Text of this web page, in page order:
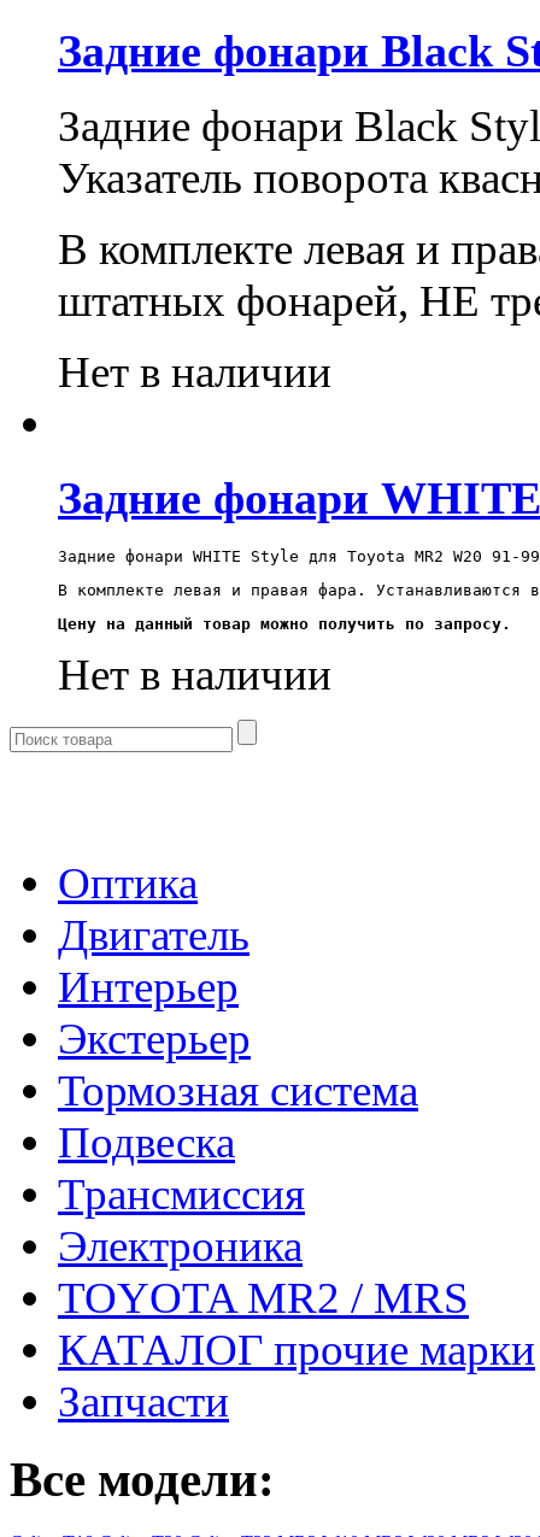
Задние фонари Black
Задние фонари Black
Указатель поворота
В комплекте левая и
штатных фонарей, НЕ
Нет в наличии
Задние фонари
Задние фонари WHITE Style для Toyota MR2 W20 91-
В комплекте левая и правая фара. Устанавливаются
Цену на данный товар можно получить по запросу.
Нет в наличии
Оптика
Двигатель
Интерьер
Экстерьер
Тормозная система
Подвеска
Трансмиссия
Электроника
TOYOTA MR2 / MRS
КАТАЛОГ прочие марки
Запчасти
Все модели: